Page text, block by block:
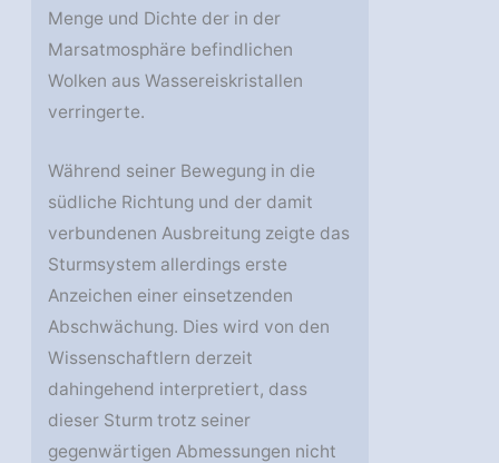
Menge und Dichte der in der
Marsatmosphäre befindlichen
Wolken aus Wassereiskristallen
verringerte.
Während seiner Bewegung in die
südliche Richtung und der damit
verbundenen Ausbreitung zeigte das
Sturmsystem allerdings erste
Anzeichen einer einsetzenden
Abschwächung. Dies wird von den
Wissenschaftlern derzeit
dahingehend interpretiert, dass
dieser Sturm trotz seiner
gegenwärtigen Abmessungen nicht